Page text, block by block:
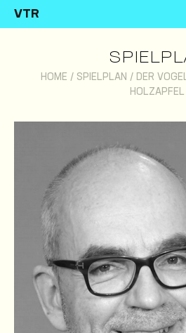
VTR
HOME / SPIELPLAN / DER
HOLZAPFEL